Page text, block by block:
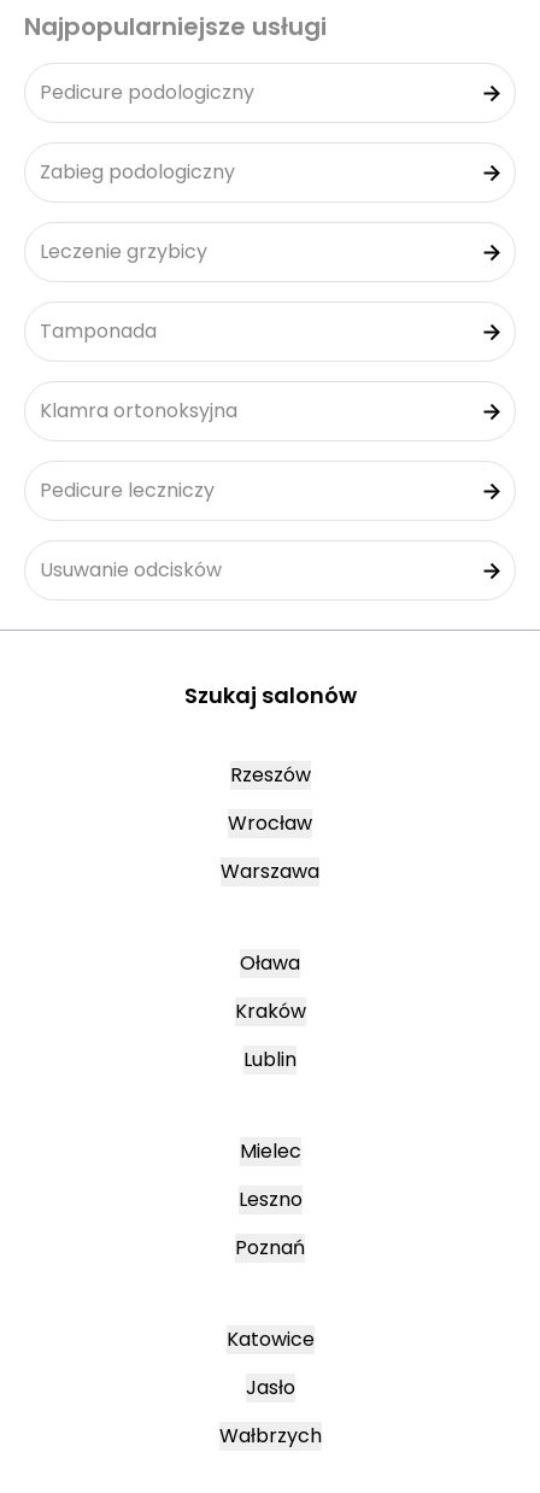
Najpopularniejsze usługi
Pedicure podologiczny
Zabieg podologiczny
Leczenie grzybicy
Tamponada
Klamra ortonoksyjna
Pedicure leczniczy
Usuwanie odcisków
Szukaj salonów
Rzeszów
Wrocław
Warszawa
Oława
Kraków
Lublin
Mielec
Leszno
Poznań
Katowice
Jasło
Wałbrzych